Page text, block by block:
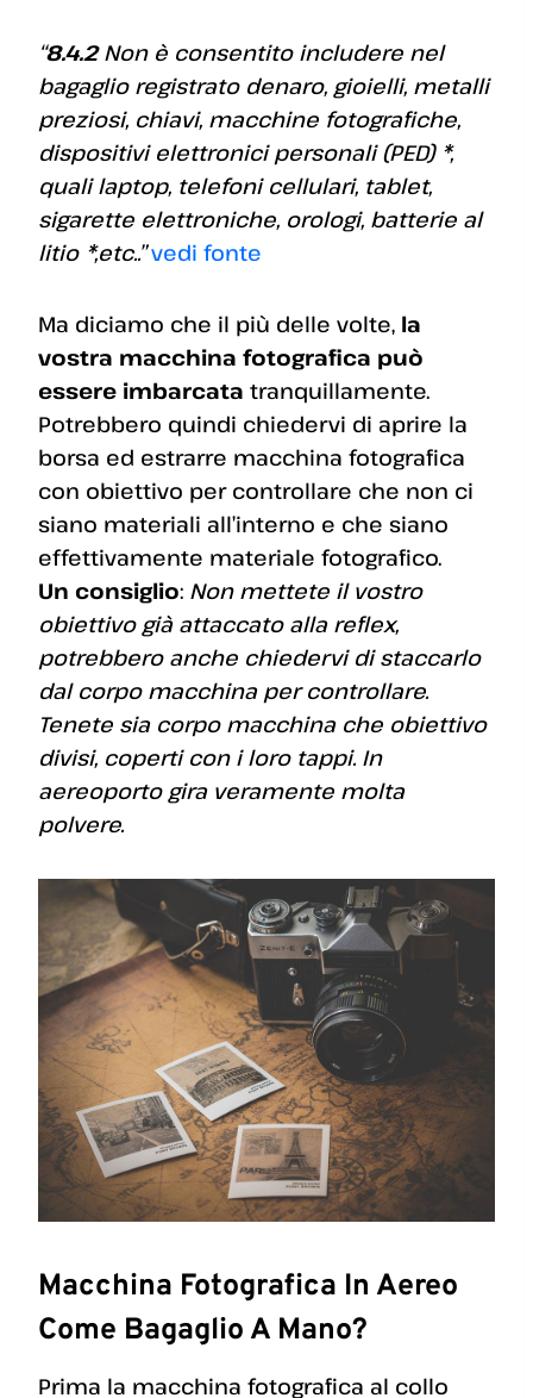
“8.4.2Non è consentito includere nel
bagaglio registrato denaro, gioielli, metalli
preziosi, chiavi, macchine fotografiche,
dispositivi elettronici personali (PED) *,
quali laptop, telefoni cellulari, tablet,
sigarette elettroniche, orologi, batterie al
litio *,etc..” vedi fonte
Ma diciamo che il più delle volte, la
vostra macchina fotografica può
essere imbarcata tranquillamente.
Potrebbero quindi chiedervi di aprire la
borsa ed estrarre macchina fotografica
con obiettivo per controllare che non ci
siano materiali all’interno e che siano
effettivamente materiale fotografico.
Un consiglio: Non mettete il vostro
obiettivo già attaccato alla reflex,
potrebbero anche chiedervi di staccarlo
dal corpo macchina per controllare.
Tenete sia corpo macchina che obiettivo
divisi, coperti con i loro tappi. In
aereoporto gira veramente molta
polvere.
Macchina Fotografica In Aereo
Come Bagaglio A Mano?
Prima la macchina fotografica al collo